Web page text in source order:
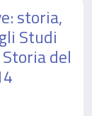
storia,
Studi
del